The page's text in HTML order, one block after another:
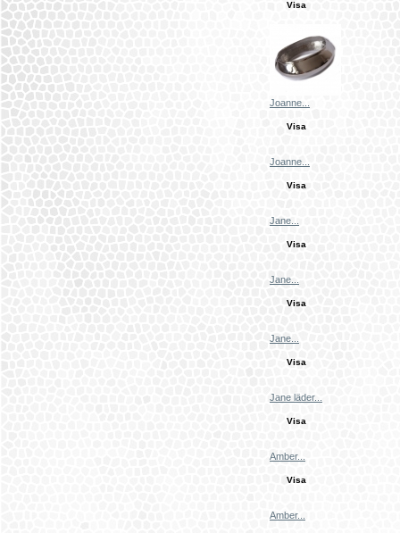
Visa
Joanne...
Visa
Joanne...
Visa
Jane...
Visa
Jane...
Visa
Jane...
Visa
Jane läder...
Visa
Amber...
Visa
Amber...